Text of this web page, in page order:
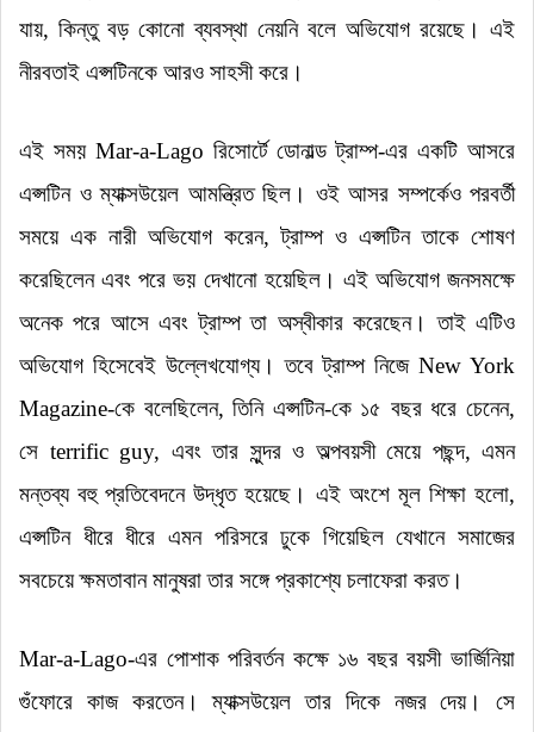
যায়, কিন্তু বড় কোনো ব্যবস্থা নেয়নি বলে অভিযোগ রয়েছে । এই
নীরবতাই এপ্সটিনকে আরও সাহসী করে ।
এই সময় Mar-a-Lago রিসোর্টে ডোনাল্ড ট্রাম্প-এর একটি আসরে
এপ্সটিন ও ম্যাক্সউয়েল আমন্ত্রিত ছিল । ওই আসর সম্পর্কেও পরবর্তী
সময়ে এক নারী অভিযোগ করেন, ট্রাম্প ও এপ্সটিন তাকে শোষণ
করেছিলেন এবং পরে ভয় দেখানো হয়েছিল। এই অভিযোগ জনসমক্ষে
অনেক পরে আসে এবং ট্রাম্প তা অস্বীকার করেছেন।তাই এটিও
অভিযোগ হিসেবেই উল্লেখযোগ্য।তবে ট্রাম্প নিজে New York
Magazine-কে বলেছিলেন, তিনি এপ্সটিন-কে ১৫ বছর ধরে চেনেন,
সে terrific guy, এবং তার সুন্দর ও অল্পবয়সী মেয়ে পছন্দ, এমন
মন্তব্য বহু প্রতিবেদনে উদ্ধৃত হয়েছে । এই অংশে মূল শিক্ষা হলো,
এপ্সটিন ধীরে ধীরে এমন পরিসরে ঢুকে গিয়েছিল যেখানে সমাজের
সবচেয়ে ক্ষমতাবান মানুষরা তার সঙ্গে প্রকাশ্যে চলাফেরা করত।
Mar-a-Lago-এর পোশাক পরিবর্তন কক্ষে ১৬ বছর বয়সী ভার্জিনিয়া
গুঁফোরে কাজ করতেন।ম্যাক্সউয়েল তার দিকে নজর দেয়। সে